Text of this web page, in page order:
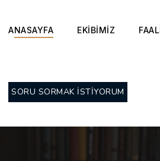
ANASAYFA EKİBİMİZ
SORU SORMAK İSTİYORUM